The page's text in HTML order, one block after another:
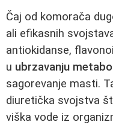
Čaj od komorača
ali efikasnih
antiokidanse,
u ubrzavanju
sagorevanje masti.
diuretička svojstva
viška vode iz